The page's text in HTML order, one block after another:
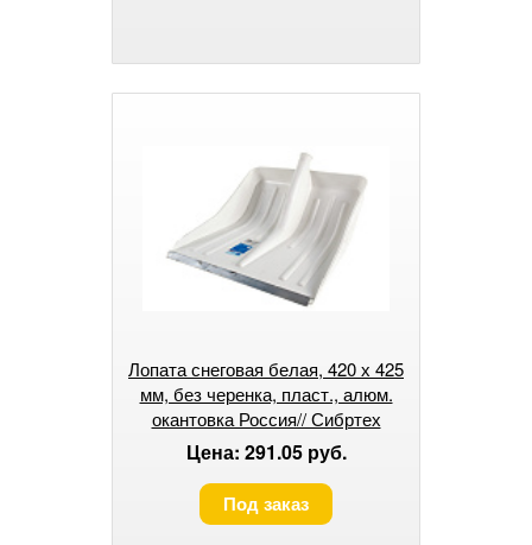
Лопата снеговая белая, 420 х 425
мм, без черенка, пласт., алюм.
окантовка Россия// Сибртех
Цена: 291.05 руб.
Под заказ